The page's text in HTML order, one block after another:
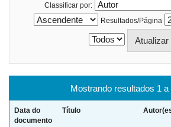
Classificar por:
Resultados/Página
Mostrando resultados 1 a
Data do
documento
Título